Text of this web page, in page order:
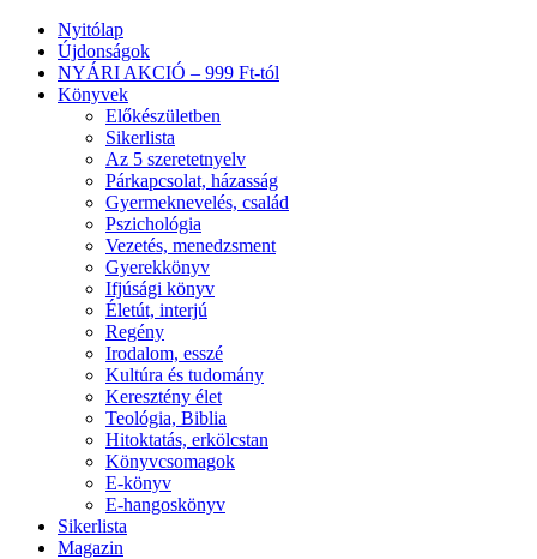
Nyitólap
Újdonságok
NYÁRI AKCIÓ – 999 Ft-tól
Könyvek
Előkészületben
Sikerlista
Az 5 szeretetnyelv
Párkapcsolat, házasság
Gyermeknevelés, család
Pszichológia
Vezetés, menedzsment
Gyerekkönyv
Ifjúsági könyv
Életút, interjú
Regény
Irodalom, esszé
Kultúra és tudomány
Keresztény élet
Teológia, Biblia
Hitoktatás, erkölcstan
Könyvcsomagok
E-könyv
E-hangoskönyv
Sikerlista
Magazin